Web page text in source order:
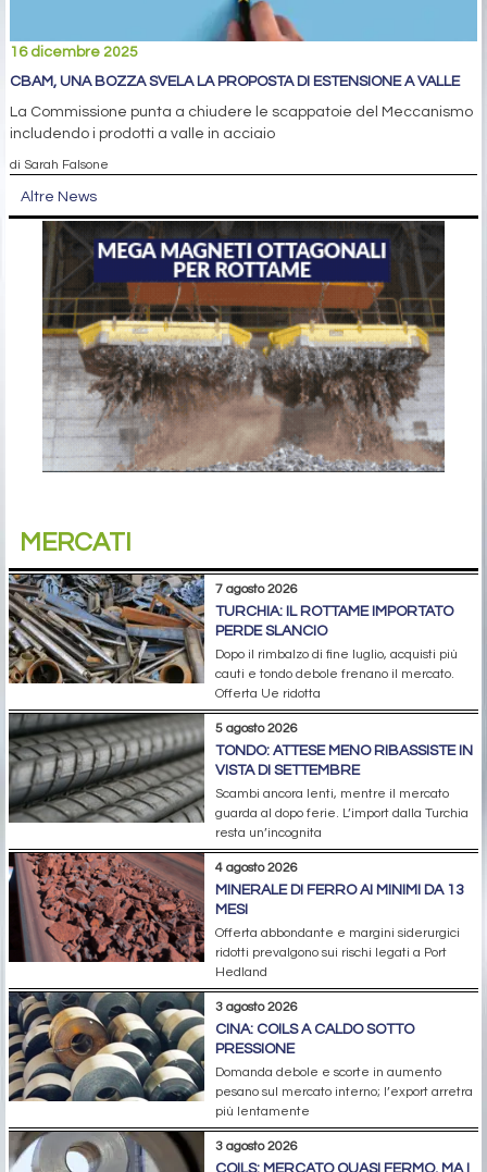
16 dicembre 2025
CBAM, UNA BOZZA SVELA LA PROPOSTA DI ESTENSIONE A VALLE
La Commissione punta a chiudere le scappatoie del Meccanismo
includendo i prodotti a valle in acciaio
di Sarah Falsone
Altre News
MERCATI
7 agosto 2026
TURCHIA: IL ROTTAME IMPORTATO
PERDE SLANCIO
Dopo il rimbalzo di fine luglio, acquisti più
cauti e tondo debole frenano il mercato.
Offerta Ue ridotta
5 agosto 2026
TONDO: ATTESE MENO RIBASSISTE IN
VISTA DI SETTEMBRE
Scambi ancora lenti, mentre il mercato
guarda al dopo ferie. L’import dalla Turchia
resta un’incognita
4 agosto 2026
MINERALE DI FERRO AI MINIMI DA 13
MESI
Offerta abbondante e margini siderurgici
ridotti prevalgono sui rischi legati a Port
Hedland
3 agosto 2026
CINA: COILS A CALDO SOTTO
PRESSIONE
Domanda debole e scorte in aumento
pesano sul mercato interno; l’export arretra
più lentamente
3 agosto 2026
COILS: MERCATO QUASI FERMO, MA I